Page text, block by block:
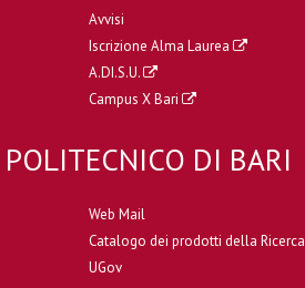
Avvisi
Iscrizione Alma Laurea
A.DI.S.U.
Campus X Bari
POLITECNICO DI BARI
Web Mail
Catalogo dei prodotti della Ricerca
UGov